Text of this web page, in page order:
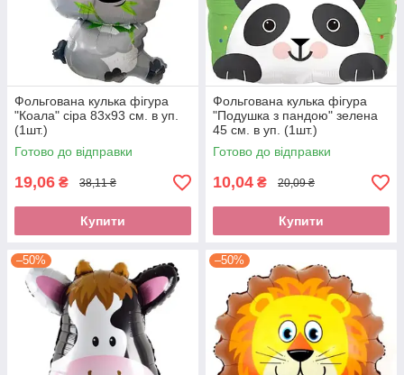
Фольгована кулька фігура
"Коала" сіра 83х93 см. в уп.
(1шт.)
Готово до відправки
19,06 ₴ 38,11 ₴
Купити
Фольгована кулька фігура
"Подушка з пандою" зелена
45 см. в уп. (1шт.)
Готово до відправки
10,04 ₴ 20,09 ₴
Купити
–50% –50%